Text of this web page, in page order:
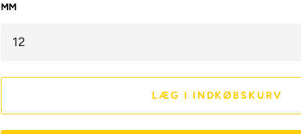
MM
LÆG I INDKØBSKURV